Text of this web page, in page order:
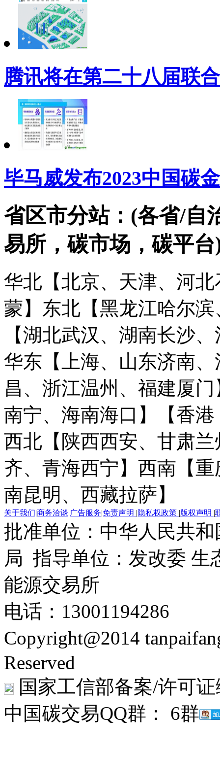
腾讯将在第二十八届联
毕马威发布2023中国碳
省区市分站：(各省/自
易所，碳市场，碳平台
华北【北京、天津、河
蒙】 东北【黑龙江哈尔
【湖北武汉、湖南长沙
华东【上海、山东济南
昌、浙江温州、福建厦门
南宁、海南海口】
【香
西北【陕西西安、甘肃
齐、青海西宁】 西南【
南昆明、西藏拉萨】
关于我们|商务洽谈|广告服务|免责声明 |隐私权政策 |版权声明 |
批准单位：中华人民共
局 指导单位：发改委 生
能源交易所
电话：13001194286
Copyright@2014
Reserved
国家工信部备案/许可
中国碳交易QQ群： 6群